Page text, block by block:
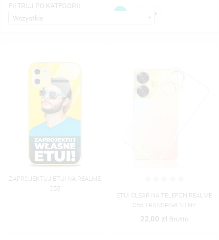
FILTRUJ PO KATEGORII:
Wszystkie
1 
ZAPROJEKTUJ ETUI NA REALME
C55
ETUI CLEAR NA TELEFON REALME
C55 TRANSPARENTNY
22,00 zł Brutto